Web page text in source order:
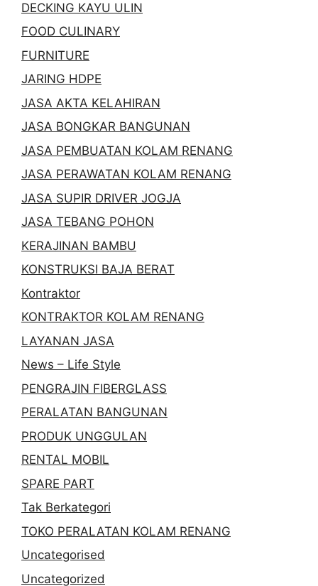
DECKING KAYU ULIN
FOOD CULINARY
FURNITURE
JARING HDPE
JASA AKTA KELAHIRAN
JASA BONGKAR BANGUNAN
JASA PEMBUATAN KOLAM RENANG
JASA PERAWATAN KOLAM RENANG
JASA SUPIR DRIVER JOGJA
JASA TEBANG POHON
KERAJINAN BAMBU
KONSTRUKSI BAJA BERAT
Kontraktor
KONTRAKTOR KOLAM RENANG
LAYANAN JASA
News – Life Style
PENGRAJIN FIBERGLASS
PERALATAN BANGUNAN
PRODUK UNGGULAN
RENTAL MOBIL
SPARE PART
Tak Berkategori
TOKO PERALATAN KOLAM RENANG
Uncategorised
Uncategorized